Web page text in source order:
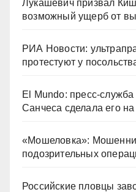
Лукашевич призвал
возможный ущерб от
РИА Новости:
протестуют у
El Mundo: пресс-
Санчеса сделала его
«Мошеловка»:
подозрительных
Российские пловцы